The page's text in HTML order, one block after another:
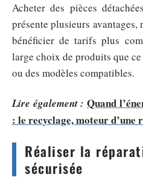
Acheter des pièces
présente plusieurs
bénéficier de tarifs plus
large choix de produits que
ou des modèles compatibles.
Lire également : Quand
: le recyclage, moteur d’une
Réaliser la
sécurisée